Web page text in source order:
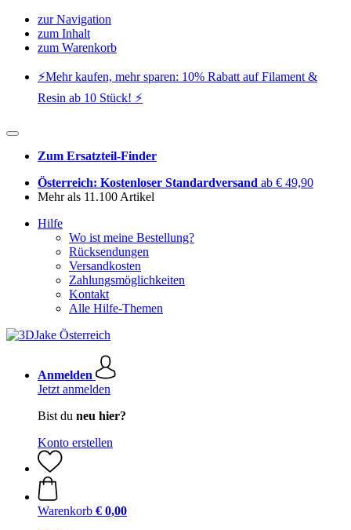
zur Navigation
zum Inhalt
zum Warenkorb
⚡️Mehr kaufen, mehr sparen: 10% Rabatt auf Filament &
Resin ab 10 Stück! ⚡️
Zum Ersatzteil-Finder
Österreich: Kostenloser Standardversand ab € 49,90
Mehr als 11.100 Artikel
Hilfe
Wo ist meine Bestellung?
Rücksendungen
Versandkosten
Zahlungsmöglichkeiten
Kontakt
Alle Hilfe-Themen
Anmelden
Jetzt anmelden
Bist du neu hier?
Konto erstellen
Warenkorb € 0,00